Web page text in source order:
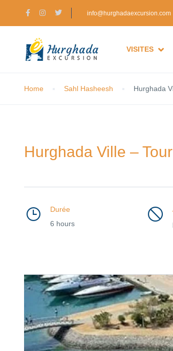
info@hurghadaexcursion.com
VISITES
Home Sahl Hasheesh Hurghada
Hurghada Ville –
Durée
6 hours